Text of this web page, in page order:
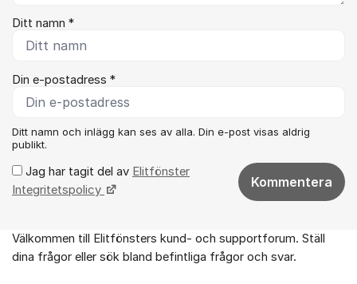
Ditt namn *
Din e-postadress *
Ditt namn och inlägg kan ses av alla. Din e-post visas aldrig
publikt.
Jag har tagit del av Elitfönster
Integritetspolicy
Kommentera
Om forumet
Välkommen till Elitfönsters kund- och supportforum. Ställ
dina frågor eller sök bland befintliga frågor och svar.